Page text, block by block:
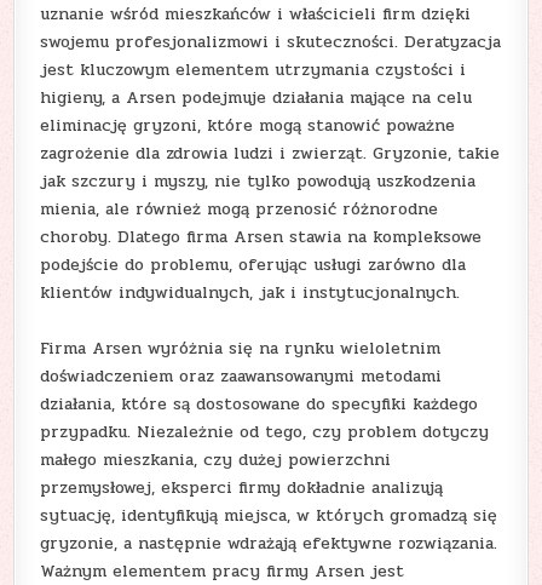
uznanie wśród mieszkańców i właścicieli firm dzięki
swojemu profesjonalizmowi i skuteczności. Deratyzacja
jest kluczowym elementem utrzymania czystości i
higieny, a Arsen podejmuje działania mające na celu
eliminację gryzoni, które mogą stanowić poważne
zagrożenie dla zdrowia ludzi i zwierząt. Gryzonie, takie
jak szczury i myszy, nie tylko powodują uszkodzenia
mienia, ale również mogą przenosić różnorodne
choroby. Dlatego firma Arsen stawia na kompleksowe
podejście do problemu, oferując usługi zarówno dla
klientów indywidualnych, jak i instytucjonalnych.
Firma Arsen wyróżnia się na rynku wieloletnim
doświadczeniem oraz zaawansowanymi metodami
działania, które są dostosowane do specyfiki każdego
przypadku. Niezależnie od tego, czy problem dotyczy
małego mieszkania, czy dużej powierzchni
przemysłowej, eksperci firmy dokładnie analizują
sytuację, identyfikują miejsca, w których gromadzą się
gryzonie, a następnie wdrażają efektywne rozwiązania.
Ważnym elementem pracy firmy Arsen jest